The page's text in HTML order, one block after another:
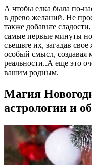
А чтобы елка была по-
в древо желаний. Не
также добавьте
самые первые минуты
съешьте их, загадав
особый смысл,
реальности..А еще это
вашим родным.
Магия
астрологии и